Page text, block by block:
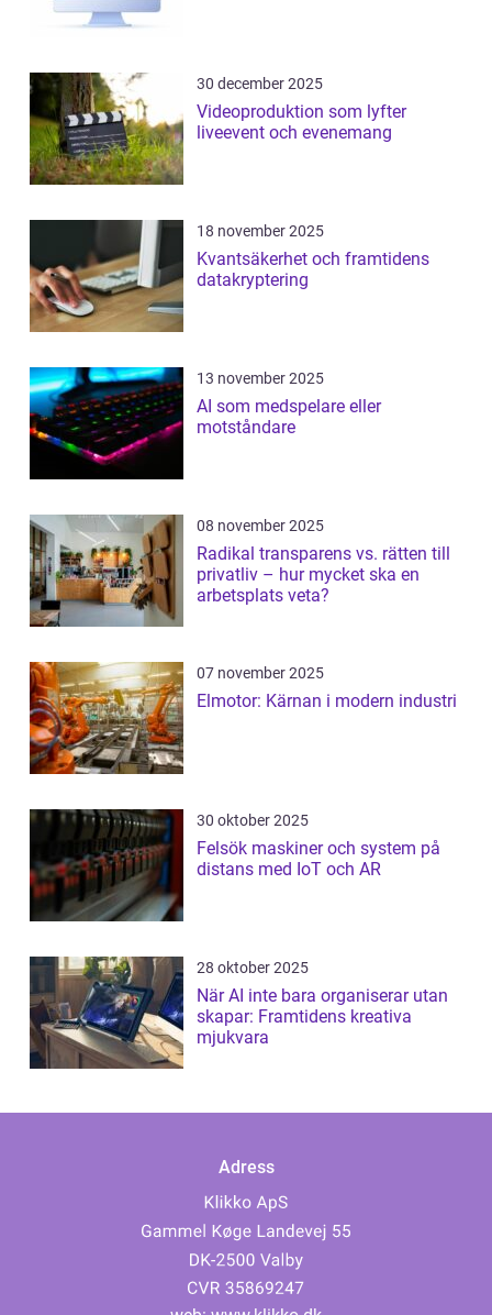
30 december 2025
Videoproduktion som lyfter
liveevent och evenemang
18 november 2025
Kvantsäkerhet och framtidens
datakryptering
13 november 2025
AI som medspelare eller
motståndare
08 november 2025
Radikal transparens vs. rätten till
privatliv – hur mycket ska en
arbetsplats veta?
07 november 2025
Elmotor: Kärnan i modern industri
30 oktober 2025
Felsök maskiner och system på
distans med IoT och AR
28 oktober 2025
När AI inte bara organiserar utan
skapar: Framtidens kreativa
mjukvara
Adress